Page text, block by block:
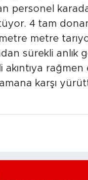
personel
4 tam
metre
sürekli anlık
rağmen
karşı